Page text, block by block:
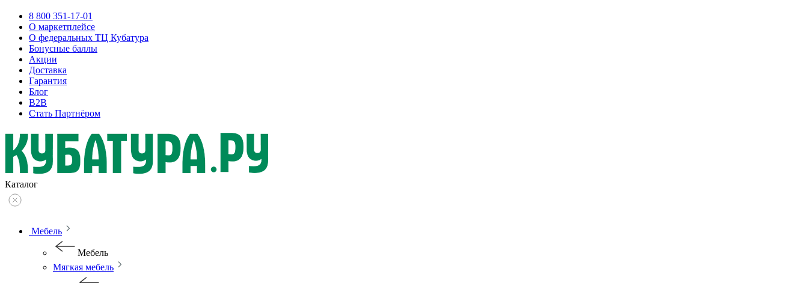
8 800 351-17-01
О маркетплейсе
О федеральных ТЦ Кубатура
Бонусные баллы
Акции
Доставка
Гарантия
Блог
B2B
Стать Партнёром
Каталог
Мебель
Мебель
Мягкая мебель